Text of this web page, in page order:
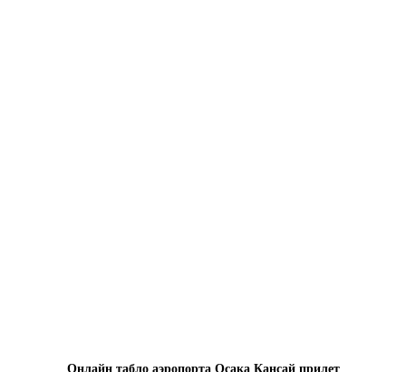
Онлайн табло аэропорта Осака Кансай прилет